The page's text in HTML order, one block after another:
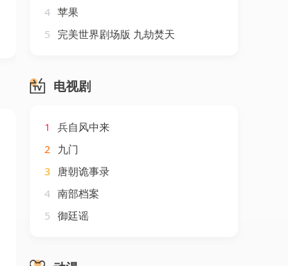
4 苹果
5 完美世界剧场版 九劫焚天
电视剧
1
兵自风中来
2 九门
3 唐朝诡事录
4 南部档案
5 御廷谣